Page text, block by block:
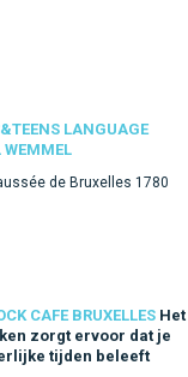
LANGUAGE
WEMMEL
de Bruxelles 1780
CAFE BRUXELLES Het
zorgt ervoor dat je
tijden beleeft